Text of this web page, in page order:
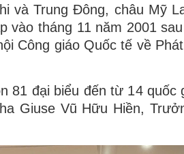
và Trung Đông, châu Mỹ
vào tháng 11 năm 2001
Công giáo Quốc tế về
81 đại biểu đến từ 14
Giuse Vũ Hữu Hiền,